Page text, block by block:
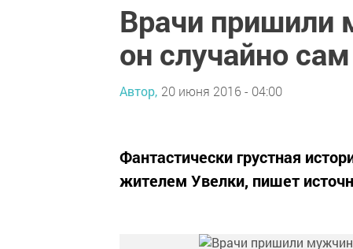
Врачи пришили
он случайно
Автор, 20 июня 2016 - 04:00
Фантастически грустная
жителем Увелки, пишет